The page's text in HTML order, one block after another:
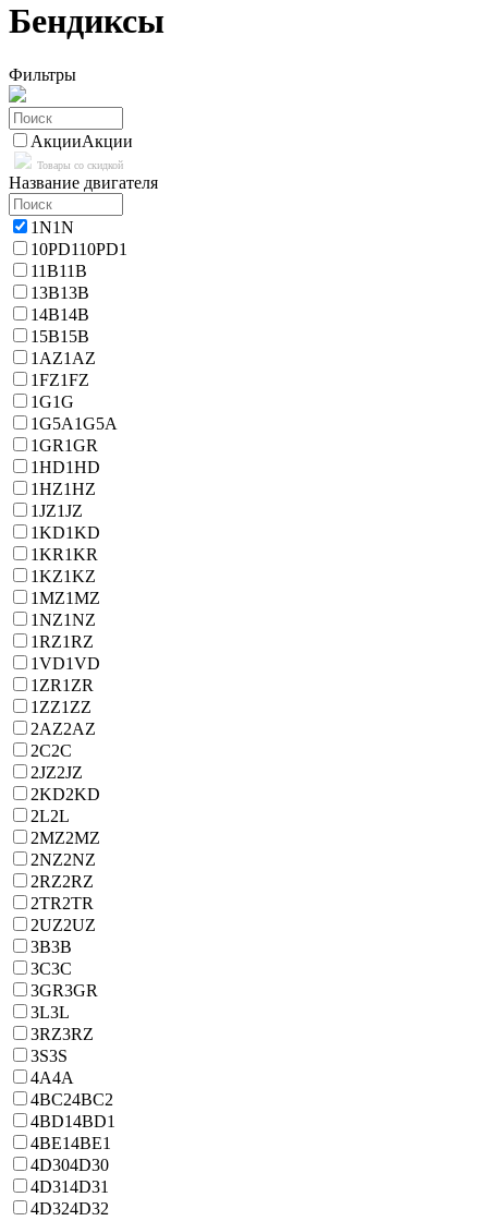
Бендиксы
Фильтры
АкцииАкции
Товары со скидкой
Название двигателя
1N1N
10PD110PD1
11B11B
13B13B
14B14B
15B15B
1AZ1AZ
1FZ1FZ
1G1G
1G5A1G5A
1GR1GR
1HD1HD
1HZ1HZ
1JZ1JZ
1KD1KD
1KR1KR
1KZ1KZ
1MZ1MZ
1NZ1NZ
1RZ1RZ
1VD1VD
1ZR1ZR
1ZZ1ZZ
2AZ2AZ
2C2C
2JZ2JZ
2KD2KD
2L2L
2MZ2MZ
2NZ2NZ
2RZ2RZ
2TR2TR
2UZ2UZ
3B3B
3C3C
3GR3GR
3L3L
3RZ3RZ
3S3S
4A4A
4BC24BC2
4BD14BD1
4BE14BE1
4D304D30
4D314D31
4D324D32